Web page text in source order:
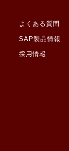
監督いたします。
ません。ただし、ご本
な案件情報提供のた
よくある質問
SAP製品情報
採用情報